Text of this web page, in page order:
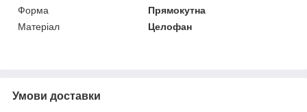
Форма
Прямокутна
Матеріал
Целофан
Умови доставки